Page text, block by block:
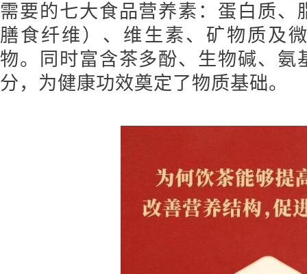
需要的七大食品营养素：蛋白质、
膳食纤维）、维生素、矿物质及
物。同时富含茶多酚、生物碱、氨
分，为健康功效奠定了物质基础。